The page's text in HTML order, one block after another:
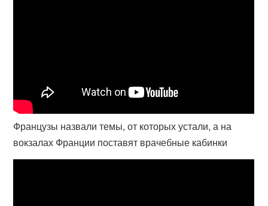
Французы назвали темы, от которых устали, а на
вокзалах Франции поставят врачебные кабинки